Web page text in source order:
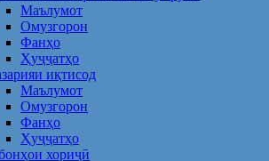
Маълумот
Омузгорон
Фанҳо
Ҳуҷҷатҳо
иқтисод
Маълумот
Омузгорон
Фанҳо
Ҳуҷҷатҳо
хориҷӣ